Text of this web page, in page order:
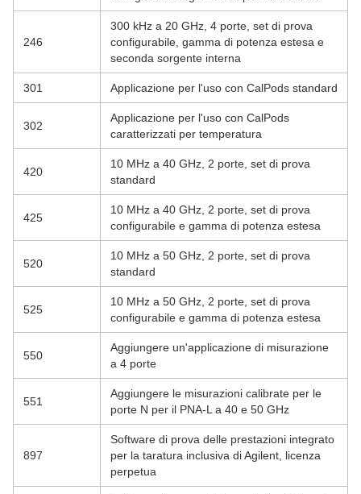
246
300 kHz a 20 GHz, 4 porte, set di prova
configurabile, gamma di potenza estesa e
seconda sorgente interna
301 Applicazione per l'uso con CalPods standard
302
Applicazione per l'uso con CalPods
caratterizzati per temperatura
420
10 MHz a 40 GHz, 2 porte, set di prova
standard
425
10 MHz a 40 GHz, 2 porte, set di prova
configurabile e gamma di potenza estesa
520
10 MHz a 50 GHz, 2 porte, set di prova
standard
525
10 MHz a 50 GHz, 2 porte, set di prova
configurabile e gamma di potenza estesa
550
Aggiungere un'applicazione di misurazione
a 4 porte
551
Aggiungere le misurazioni calibrate per le
porte N per il PNA-L a 40 e 50 GHz
897
Software di prova delle prestazioni integrato
per la taratura inclusiva di Agilent, licenza
perpetua